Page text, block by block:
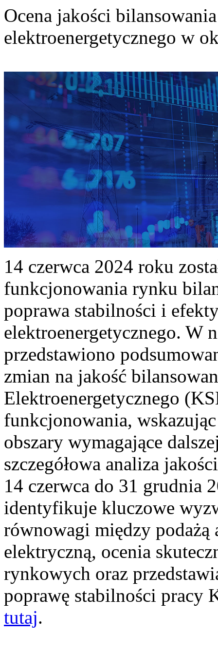
Ocena jakości
elektroenergetycznego w
14 czerwca 2024 roku
funkcjonowania rynku
poprawa stabilności i
elektroenergetycznego. W
przedstawiono
zmian na jakość
Elektroenergetycznego
funkcjonowania,
obszary wymagające
szczegółowa analiza
14 czerwca do 31 grudnia
identyfikuje kluczowe
równowagi między podażą
elektryczną, ocenia
rynkowych oraz
poprawę stabilności pracy
tutaj.